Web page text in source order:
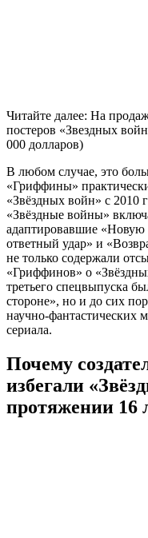
Читайте далее: На
постеров «Звездных
000 долларов)
В любом случае, это
«Гриффины»
«Звёздных войн» с 2010
«Звёздные войны»
адаптировавшие
ответный удар» и
не только содержали
«Гриффинов» о
третьего спецвыпуска
стороне», но и до сих
научно-фантастических
сериала.
Почему
избегали
протяжении 16